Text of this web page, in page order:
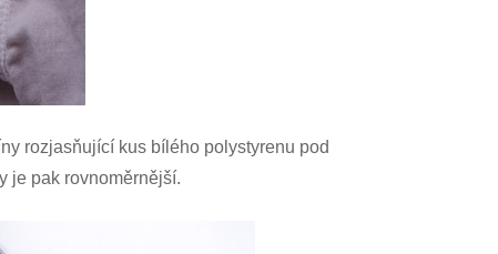
rozjasňující kus bílého polystyrenu pod
je pak rovnoměrnější.